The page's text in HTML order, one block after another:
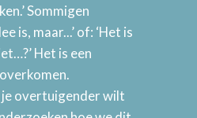
Sommigen
is, maar...’ of: ‘Het is
Het is een
je overtuigender wilt